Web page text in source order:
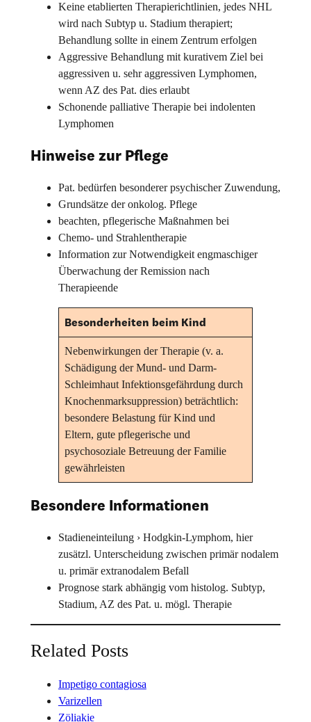
Keine etablierten Therapierichtlinien, jedes NHL
wird nach Subtyp u. Stadium therapiert;
Behandlung sollte in einem Zentrum erfolgen
Aggressive Behandlung mit kurativem Ziel bei
aggressiven u. sehr aggressiven Lymphomen,
wenn AZ des Pat. dies erlaubt
Schonende palliative Therapie bei indolenten
Lymphomen
Hinweise zur Pflege
Pat. bedürfen besonderer psychischer Zuwendung,
Grundsätze der onkolog. Pflege
beachten, pflegerische Maßnahmen bei
Chemo- und Strahlentherapie
Information zur Notwendigkeit engmaschiger
Überwachung der Remission nach
Therapieende
Besonderheiten beim Kind
Nebenwirkungen der Therapie (v. a.
Schädigung der Mund- und Darm-
Schleimhaut Infektionsgefährdung durch
Knochenmarksuppression) beträchtlich:
besondere Belastung für Kind und
Eltern, gute pflegerische und
psychosoziale Betreuung der Familie
gewährleisten
Besondere Informationen
Stadieneinteilung › Hodgkin-Lymphom, hier
zusätzl. Unterscheidung zwischen primär nodalem
u. primär extranodalem Befall
Prognose stark abhängig vom histolog. Subtyp,
Stadium, AZ des Pat. u. mögl. Therapie
Related Posts
Impetigo contagiosa
Varizellen
Zöliakie